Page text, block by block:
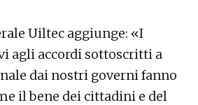
Uiltec aggiunge: «I
agli accordi sottoscritti a
dai nostri governi fanno
il bene dei cittadini e del